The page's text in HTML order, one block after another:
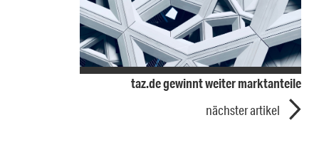
taz.de gewinnt weiter marktanteile
nächster artikel